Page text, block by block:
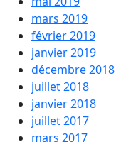
mars 2019
février 2019
janvier 2019
décembre 2018
juillet 2018
janvier 2018
juillet 2017
mars 2017